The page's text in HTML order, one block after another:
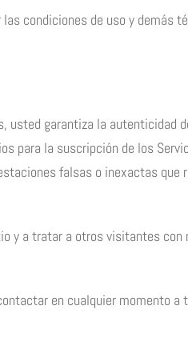
condiciones de uso y demás
garantiza la autenticidad
para la suscripción de los
falsas o inexactas
y a tratar a otros visitantes con
en cualquier momento